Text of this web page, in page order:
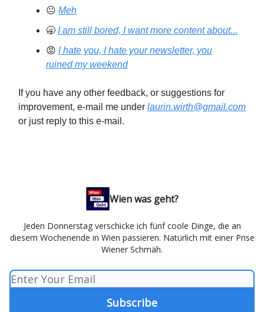
😐 Meh
🥱 I am still bored, I want more content about...
😡 I hate you, I hate your newsletter, you
ruined my weekend
If you have any other feedback, or suggestions for
improvement, e-mail me under laurin.wirth@gmail.com
or just reply to this e-mail.
Wien was geht?
Jeden Donnerstag verschicke ich fünf coole Dinge, die an
diesem Wochenende in Wien passieren. Natürlich mit einer Prise
Wiener Schmäh.